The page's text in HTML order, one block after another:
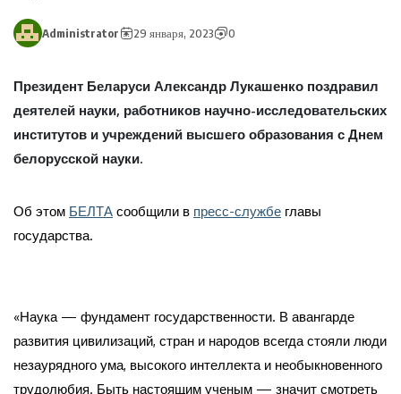
Administrator 29 января, 2023 0
Президент Беларуси Александр Лукашенко поздравил
деятелей науки, работников научно-исследовательских
институтов и учреждений высшего образования с Днем
белорусской науки.
Об этом БЕЛТА сообщили в пресс-службе главы
государства.
«Наука — фундамент государственности. В авангарде
развития цивилизаций, стран и народов всегда стояли люди
незаурядного ума, высокого интеллекта и необыкновенного
трудолюбия. Быть настоящим ученым — значит смотреть